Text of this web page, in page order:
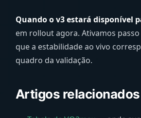
Quando o v3 estará disponível
em rollout agora. Ativamos passo
que a estabilidade ao vivo
quadro da validação.
Artigos relacionados